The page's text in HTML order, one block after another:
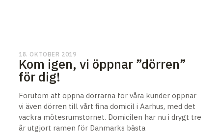
18. OKTOBER 2019
Kom igen, vi öppnar ”dörren”
för dig!
Förutom att öppna dörrarna för våra kunder öppnar
vi även dörren till vårt fina domicil i Aarhus, med det
vackra mötesrumstornet. Domicilen har nu i drygt tre
år utgjort ramen för Danmarks bästa